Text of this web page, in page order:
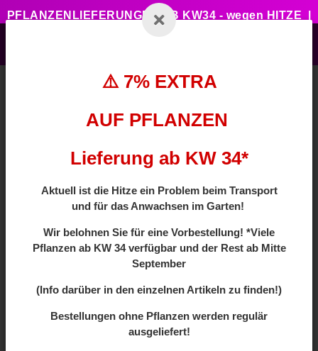
PFLANZENLIEFERUNGEN AB KW34 - wegen HITZE |
⚠️ 7% EXTRA
AUF PFLANZEN
Lieferung ab KW 34*
Aktuell ist die Hitze ein Problem beim Transport
und für das Anwachsen im Garten!
Wir belohnen Sie für eine Vorbestellung! *Viele
Pflanzen ab KW 34 verfügbar und der Rest ab Mitte
September
(Info darüber in den einzelnen Artikeln zu finden!)
Bestellungen ohne Pflanzen werden regulär
ausgeliefert!